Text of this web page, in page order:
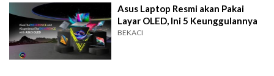
Asus Laptop Resmi akan Pakai
Layar OLED, Ini 5 Keunggulannya
BEKACI